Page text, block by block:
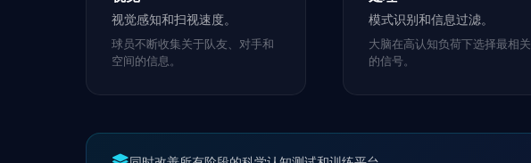
视觉感知和扫视速度。
球员不断收集关于队友、对手和
空间的信息。
模式识别和信息过滤。
大脑在高认知负荷下选择最相关
的信号。